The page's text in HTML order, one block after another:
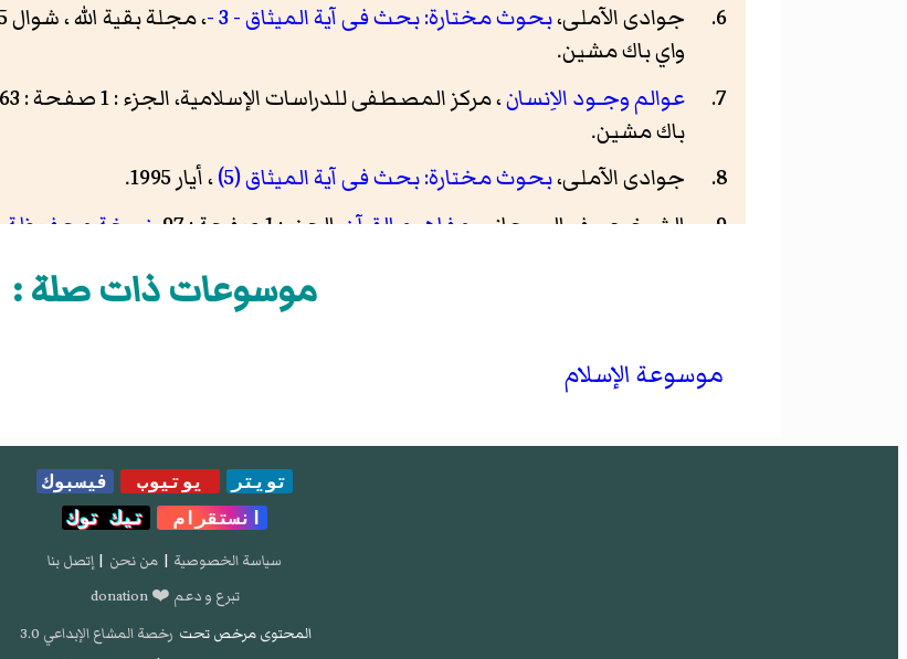
جوادی الآملی،بحوث مختارة: بحث فی آیة المیثاق - 3 - ، مجلة بقية الله ، شوال 1415.
واي باك مشين.
عوالم وجـود الاِنسان، مركز المصطفى للدراسات الإسلامية، الجزء : 1 صفحة : 63.
باك مشين.
جوادی الآملی،بحوث مختارة: بحث فی آیة المیثاق (5)
، أیار 1995.
الشيخ جعفر السبحاني،مفاهيم القرآن، الجزء : 1 صفحة : 97. نسخة محفوظة14 أغسطس 2017 على موقع واي باك مشين.
موسوعات ذات صلة :
موسوعة الإسلام
تويتر يوتيوب
فيسبوك
انستقرام
تيك توك
سياسة الخصوصية | من نحن | إتصل بنا
تبرع و دعم ❤️ donation
المحتوى مرخص تحت رخصة المشاع الإبداعي 3.0